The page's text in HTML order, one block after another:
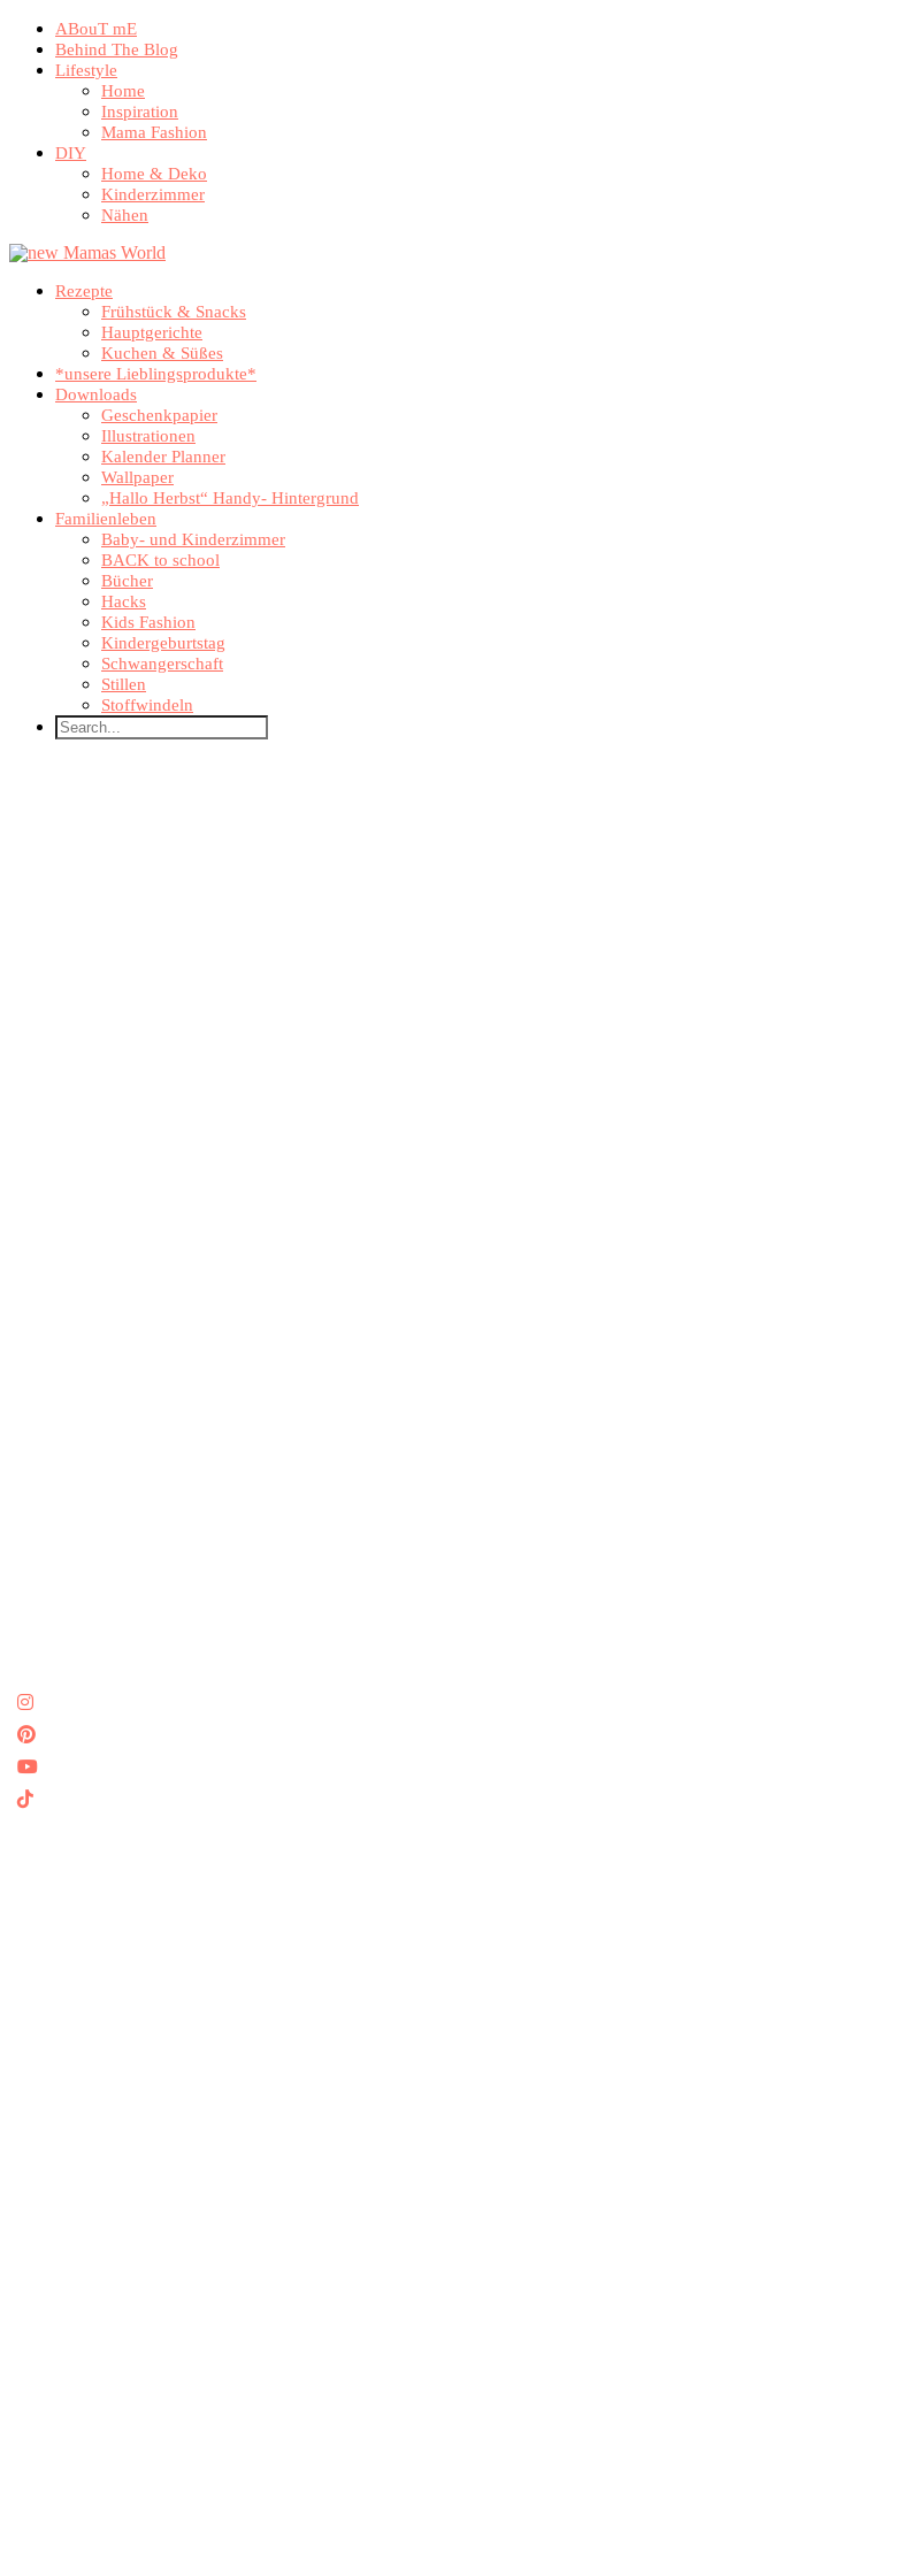
ABouT mE
Behind The Blog
Lifestyle
Home
Inspiration
Mama Fashion
DIY
Home & Deko
Kinderzimmer
Nähen
Rezepte
Frühstück & Snacks
Hauptgerichte
Kuchen & Süßes
*unsere Lieblingsprodukte*
Downloads
Geschenkpapier
Illustrationen
Kalender Planner
Wallpaper
„Hallo Herbst“ Handy- Hintergrund
Familienleben
Baby- und Kinderzimmer
BACK to school
Bücher
Hacks
Kids Fashion
Kindergeburtstag
Schwangerschaft
Stillen
Stoffwindeln